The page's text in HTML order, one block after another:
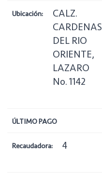
Ubicación:
CALZ.
CARDENAS
DEL RIO
ORIENTE,
LAZARO
No. 1142
ÚLTIMO PAGO
Recaudadora: 4